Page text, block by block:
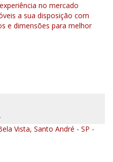
no mercado
a sua disposição com
e dimensões para melhor
Vista, Santo André - SP -